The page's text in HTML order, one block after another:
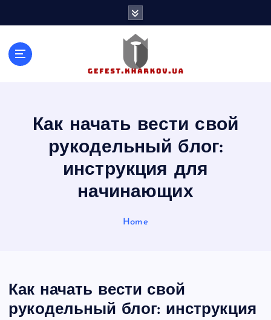
Как начать вести свой
рукодельный блог:
инструкция для
начинающих
Home
Как начать вести свой
рукодельный блог: инструкция